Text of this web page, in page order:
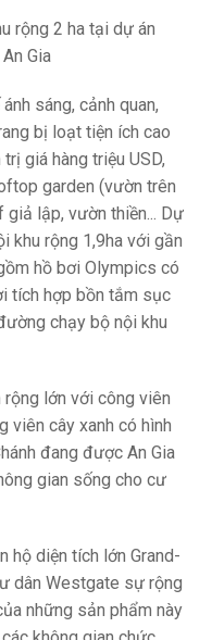
phí vận hành.
thêm vào sau khi
này nói.
ánh sáng", nội khu
chiếu sáng ở cường
thoải mái, tránh dẫn tới
tới sức khỏe.
rộng 2 ha tại dự án
Gia